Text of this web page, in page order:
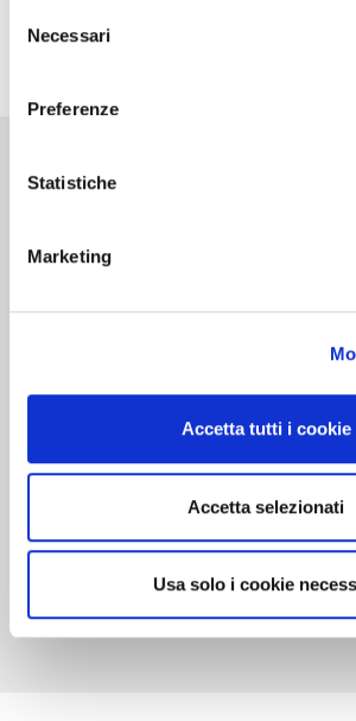
delNecessari
Preferenze
Statistiche
Marketing
Accetta tutti i cookie
Accetta selezionati
Usa solo i cookie
Cantine d’Italia
curiosità, eventi da vivere e i vini
cantina. In questa edizione
indispensabile al turista del vino.